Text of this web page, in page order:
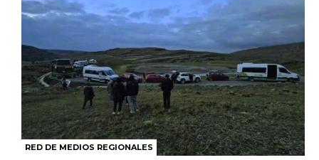
RED DE MEDIOS REGIONALES